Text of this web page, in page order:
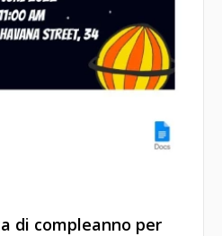
di compleanno per